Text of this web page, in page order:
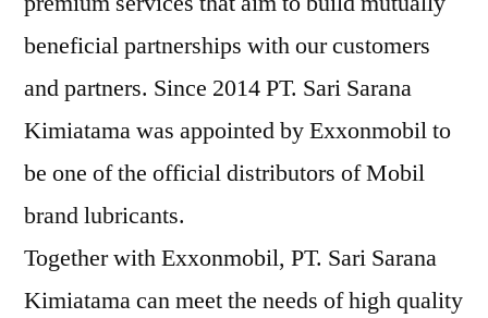
beneficial partnerships with our customers
and partners. Since 2014 PT. Sari Sarana
Kimiatama was appointed by Exxonmobil to
be one of the official distributors of Mobil
brand lubricants.
Together with Exxonmobil, PT. Sari Sarana
Kimiatama can meet the needs of high quality